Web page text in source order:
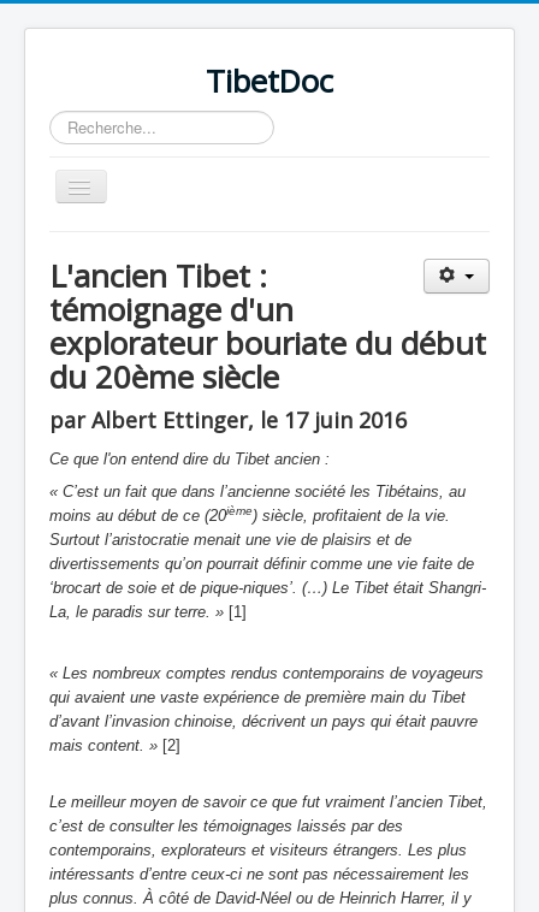
TibetDoc
Rechercher
Basculer
la
≡
L'ancien Tibet :
témoignage d'un
explorateur bouriate du début
du 20ème siècle
par Albert Ettinger, le 17 juin 2016
Ce que l'on entend dire du Tibet ancien :
« C’est un fait que dans l’ancienne société les Tibétains, au
moins au début de ce (20ième) siècle, profitaient de la vie.
Surtout l’aristocratie menait une vie de plaisirs et de
divertissements qu’on pourrait définir comme une vie faite de
‘brocart de soie et de pique-niques’. (…) Le Tibet était Shangri-
La, le paradis sur terre. » [1]
« Les nombreux comptes rendus contemporains de voyageurs
qui avaient une vaste expérience de première main du Tibet
d’avant l’invasion chinoise, décrivent un pays qui était pauvre
mais content. » [2]
Le meilleur moyen de savoir ce que fut vraiment l’ancien Tibet,
c’est de consulter les témoignages laissés par des
contemporains, explorateurs et visiteurs étrangers. Les plus
intéressants d’entre ceux-ci ne sont pas nécessairement les
plus connus. À côté de David-Néel ou de Heinrich Harrer, il y